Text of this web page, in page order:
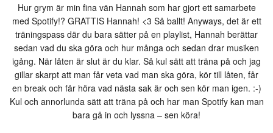
Hur grym är min fina vän Hannah som har gjort ett samarbete
med Spotify!? GRATTIS Hannah! <3 Så ballt! Anyways, det är ett
träningspass där du bara sätter på en playlist, Hannah berättar
sedan vad du ska göra och hur många och sedan drar musiken
igång. När låten är slut är du klar. Så kul sätt att träna på och jag
gillar skarpt att man får veta vad man ska göra, kör till låten, får
en break och får höra vad nästa sak är och sen kör man igen. :-)
Kul och annorlunda sätt att träna på och har man Spotify kan man
bara gå in och lyssna – sen köra!